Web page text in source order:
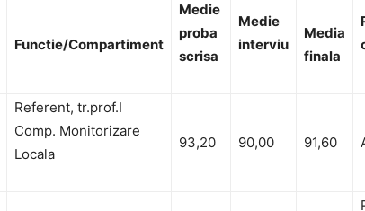
Functie/Compartiment
Medie
proba
scrisa
Medie
interviu
Media
finala
Referent, tr.prof.I
Comp. Monitorizare
Locala
93,20 90,00 91,60